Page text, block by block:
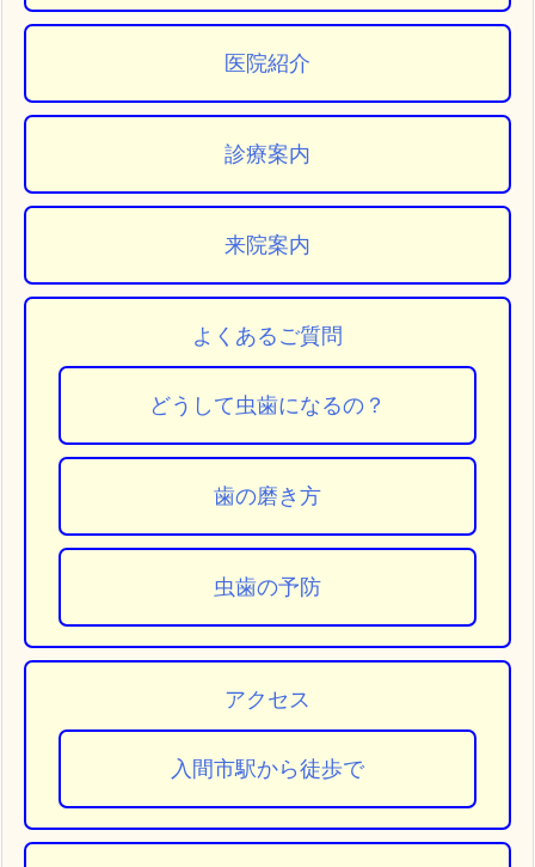
医院紹介
診療案内
来院案内
よくあるご質問
どうして虫歯になるの？
歯の磨き方
虫歯の予防
アクセス
入間市駅から徒歩で